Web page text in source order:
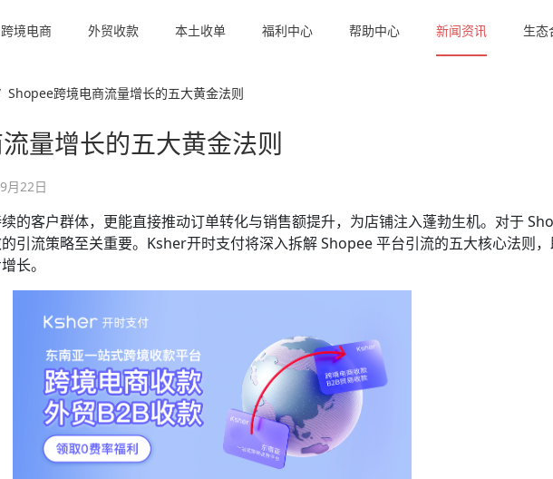
跨境电商 外贸收款 本土收单 福利中心 帮助中心 新闻资讯 生态
Shopee跨境电商流量增长的五大黄金法则​
量增长的五大黄金法则​
月22日
的客户群体，更能直接推动订单转化与销售额提升，为店铺注入蓬勃生机。对于
引流策略至关重要。Ksher开时支付将深入拆解 Shopee 平台引流的五大核心法则
长。​